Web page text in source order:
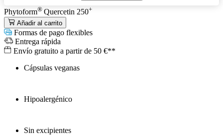
Phytoform® Quercetin 250+
Añadir al carrito
Formas de pago flexibles
Entrega rápida
Envío gratuito a partir de 50 €**
Cápsulas veganas
Hipoalergénico
Sin excipientes